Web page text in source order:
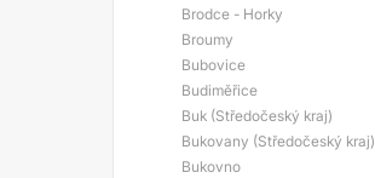
Brodce - Horky
Broumy
Bubovice
Budiměřice
Buk (Středočeský kraj)
Bukovany (Středočeský kraj)
Bukovno